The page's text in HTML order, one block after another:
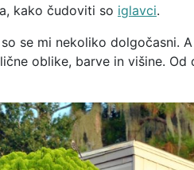
kako čudoviti so iglavci.
se mi nekoliko dolgočasni.
oblike, barve in višine.